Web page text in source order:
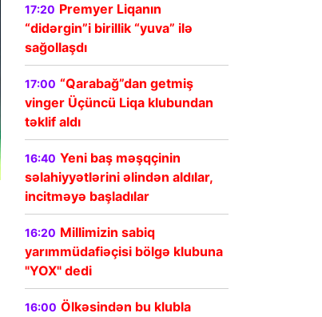
17:20 Premyer Liqanın
“didərgin”i birillik “yuva” ilə
sağollaşdı
17:00 “Qarabağ”dan getmiş
vinger Üçüncü Liqa klubundan
təklif aldı
16:40 Yeni baş məşqçinin
səlahiyyətlərini əlindən aldılar,
incitməyə başladılar
16:20 Millimizin sabiq
yarımmüdafiəçisi bölgə klubuna
"YOX" dedi
16:00 Ölkəsindən bu klubla